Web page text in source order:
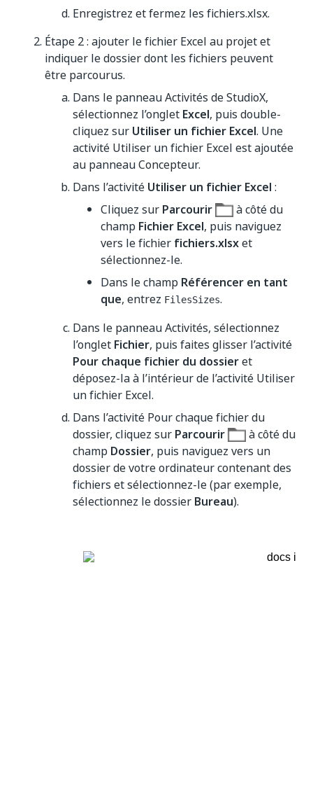
Enregistrez et fermez les fichiers.xlsx.
Étape 2 : ajouter le fichier Excel au projet et
indiquer le dossier dont les fichiers peuvent
être parcourus.
Dans le panneau Activités de StudioX,
sélectionnez l’onglet Excel, puis double-
cliquez sur Utiliser un fichier Excel. Une
activité Utiliser un fichier Excel est ajoutée
au panneau Concepteur.
Dans l’activité Utiliser un fichier Excel :
Cliquez sur Parcourir
à côté du
champ Fichier Excel, puis naviguez
vers le fichier fichiers.xlsxet
sélectionnez-le.
Dans le champ Référencer en tant
que, entrez FilesSizes.
Dans le panneau Activités, sélectionnez
l’onglet Fichier, puis faites glisser l’activité
Pour chaque fichier du dossieret
déposez-la à l’intérieur de l’activité Utiliser
un fichier Excel.
Dans l’activité Pour chaque fichier du
dossier, cliquez sur Parcourir
à côté du
champ Dossier, puis naviguez vers un
dossier de votre ordinateur contenant des
fichiers et sélectionnez-le (par exemple,
sélectionnez le dossier Bureau).